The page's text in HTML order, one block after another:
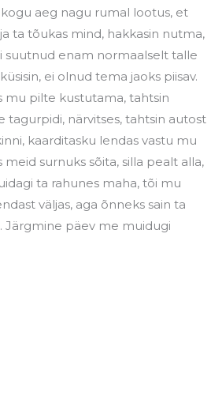
aeg nagu rumal lootus, et
ta tõukas mind, hakkasin nutma,
suutnud enam normaalselt talle
ei olnud tema jaoks piisav.
mu pilte kustutama, tahtsin
tagurpidi, närvitses, tahtsin autost
kaarditasku lendas vastu mu
surnuks sõita, silla pealt alla,
ta rahunes maha, tõi mu
väljas, aga õnneks sain ta
Järgmine päev me muidugi